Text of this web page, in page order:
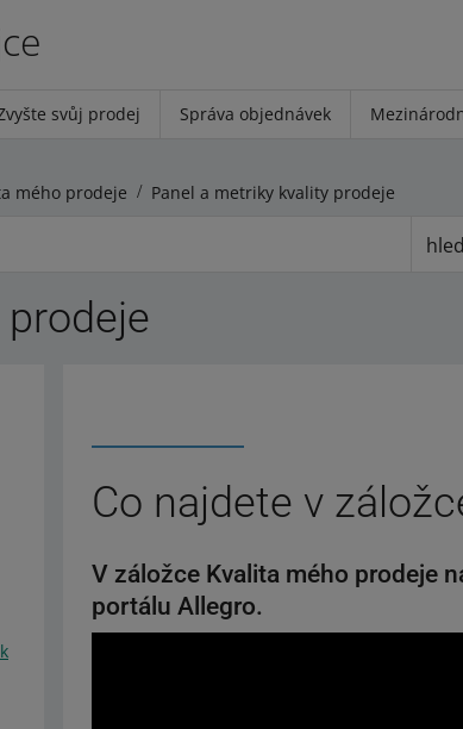
svůj prodej Správa objednávek
mého prodeje Panel a metriky kvality prodeje
Co najdete v
V záložce Kvalita mého prodeje
portálu Allegro.